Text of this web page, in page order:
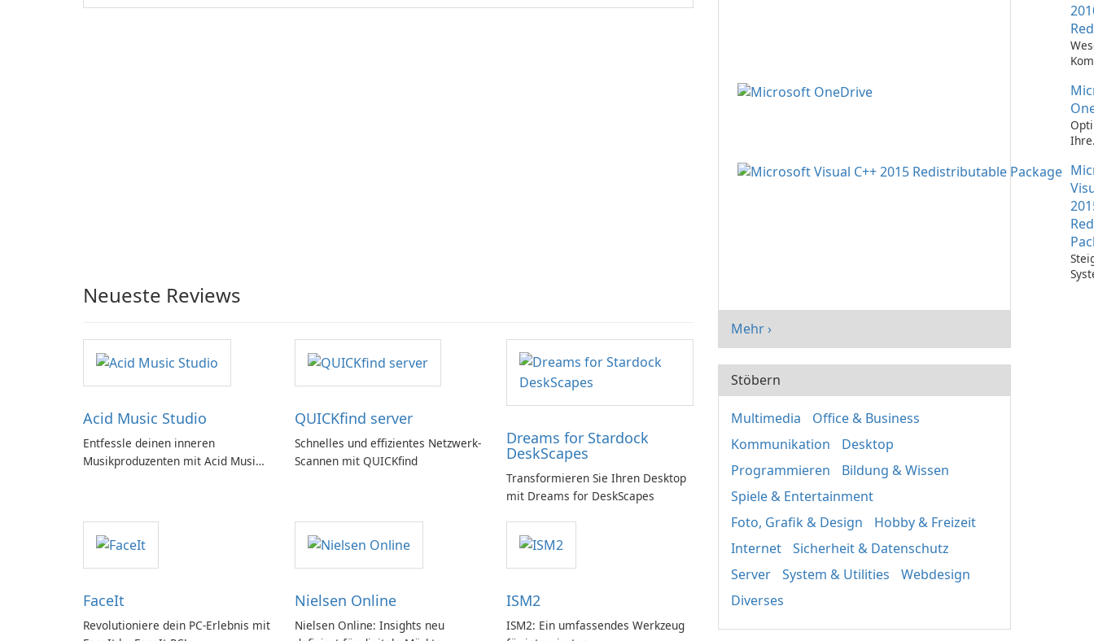
Neueste Reviews
Acid Music Studio
Entfessle deinen inneren
Musikproduzenten mit Acid Music
QUICKfind server
Schnelles und effizientes Netzwerk-
Scannen mit QUICKfind
Dreams for Stardock
DeskScapes
Transformieren Sie Ihren Desktop
mit Dreams for DeskScapes
FaceIt
Revolutioniere dein PC-Erlebnis mit
Nielsen Online
Nielsen Online: Insights neu
ISM2
ISM2: Ein umfassendes Werkzeug
Ihre
mit
Mehr ›
Stöbern
Multimedia
Office & Business
Kommunikation
Desktop
Programmieren
Bildung & Wissen
Spiele & Entertainment
Foto, Grafik & Design
Hobby & Freizeit
Internet
Sicherheit & Datenschutz
Server
System & Utilities
Webdesign
Diverses